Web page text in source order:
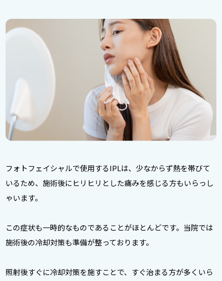
フォトフェイシャルで使用するIPLは、少なからず熱を帯びて
いるため、施術後にヒリヒリとした痛みを感じる方もいらっし
ゃいます。
この症状も一時的なものであることがほとんどです。当院では
施術後の冷却対策も準備が整っております。
照射後すぐに冷却対策を施すことで、すぐ治まる方が多くいら